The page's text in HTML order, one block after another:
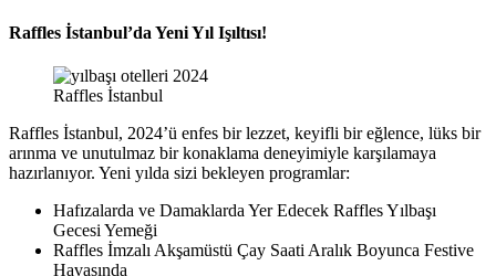
Raffles İstanbul’da Yeni Yıl Işıltısı!
Raffles İstanbul
Raffles İstanbul, 2024’ü enfes bir lezzet, keyifli bir eğlence, lüks bir
arınma ve unutulmaz bir konaklama deneyimiyle karşılamaya
hazırlanıyor. Yeni yılda sizi bekleyen programlar:
Hafızalarda ve Damaklarda Yer Edecek Raffles Yılbaşı
Gecesi Yemeği
Raffles İmzalı Akşamüstü Çay Saati Aralık Boyunca Festive
Havasında